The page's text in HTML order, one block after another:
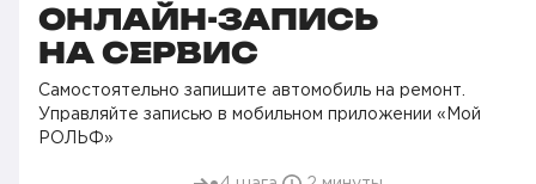
ОНЛАЙН-ЗАПИСЬ
НА СЕРВИС
Самостоятельно запишите автомобиль на ремонт.
Управляйте записью в мобильном приложении «Мой
РОЛЬФ»